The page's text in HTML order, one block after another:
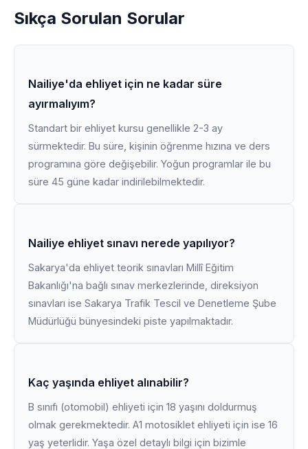
Sıkça Sorulan Sorular
Nailiye'da ehliyet için ne kadar süre
ayırmalıyım?
Standart bir ehliyet kursu genellikle 2-3 ay
sürmektedir. Bu süre, kişinin öğrenme hızına ve ders
programına göre değişebilir. Yoğun programlar ile bu
süre 45 güne kadar indirilebilmektedir.
Nailiye ehliyet sınavı nerede yapılıyor?
Sakarya'da ehliyet teorik sınavları Millî Eğitim
Bakanlığı'na bağlı sınav merkezlerinde, direksiyon
sınavları ise Sakarya Trafik Tescil ve Denetleme Şube
Müdürlüğü bünyesindeki piste yapılmaktadır.
Kaç yaşında ehliyet alınabilir?
B sınıfı (otomobil) ehliyeti için 18 yaşını doldurmuş
olmak gerekmektedir. A1 motosiklet ehliyeti için ise 16
yaş yeterlidir. Yaşa özel detaylı bilgi için bizimle